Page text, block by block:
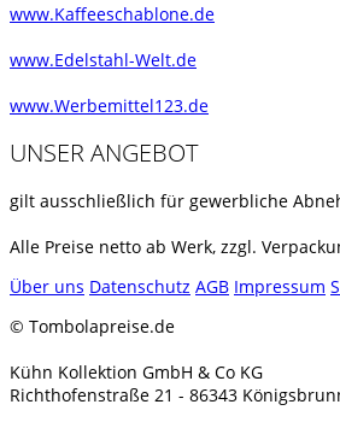
www.Kaffeeschablone.de
www.Edelstahl-Welt.de
www.Werbemittel123.de
UNSER ANGEBOT
gilt ausschließlich für gewerbliche
Alle Preise netto ab Werk, zzgl.
Über uns Datenschutz AGB Impressum
© Tombolapreise.de
Kühn Kollektion GmbH & Co KG
Richthofenstraße 21 - 86343